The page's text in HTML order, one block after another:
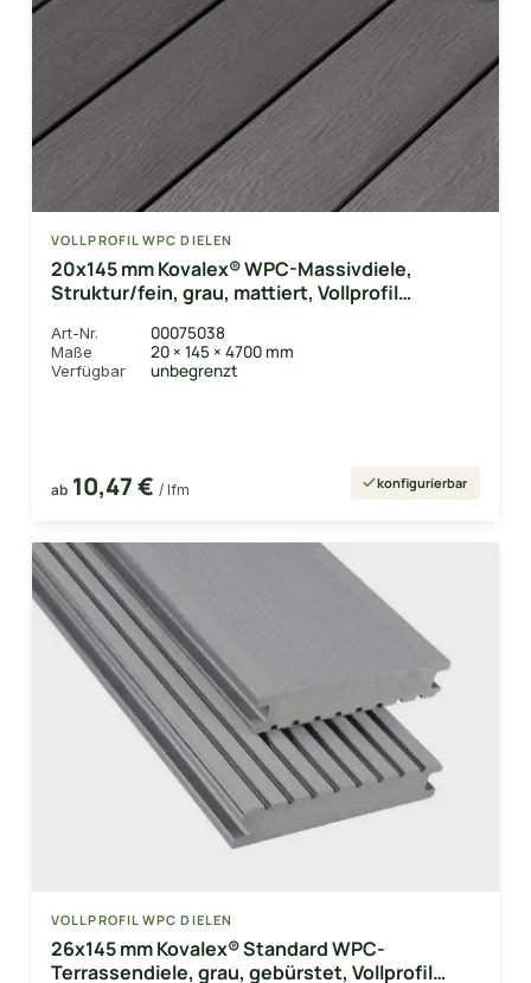
VOLLPROFIL WPC DIELEN
20x145 mm Kovalex® WPC-Massivdiele,
Struktur/fein, grau, mattiert, Vollprofil
Art-Nr. 00075038
Maße 20 × 145 × 4700 mm
Verfügbar unbegrenzt
ab 10,47 € / lfm konfigurierbar
VOLLPROFIL WPC DIELEN
26x145 mm Kovalex® Standard WPC-
Terrassendiele, grau, gebürstet, Vollprofil